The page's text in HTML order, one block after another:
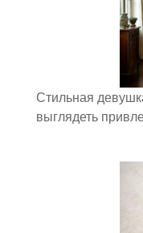
Стильная
выглядеть